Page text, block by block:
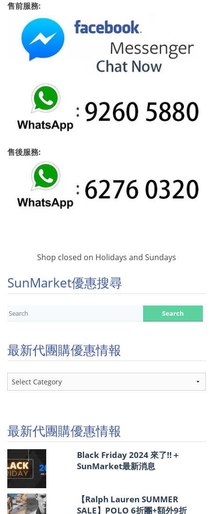
售前服務:
售後服務:
Shop closed on Holidays and Sundays
SunMarket優惠搜尋
最新代團購優惠情報
最
新
優
惠
情
報
最新代團購優惠情報
Black Friday 2024 來了!!＋
SunMarket最新消息
【Ralph Lauren SUMMER
SALE】POLO 6折團+額外9折